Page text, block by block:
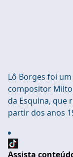
Lô Borges foi
compositor
da Esquina, que
partir dos anos
Assista